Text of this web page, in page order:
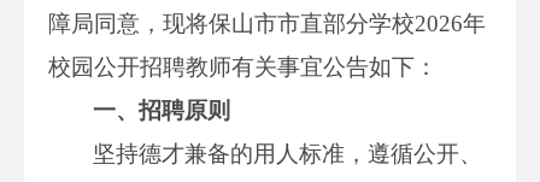
障局同意，现将保山市市直部分学校2026年
校园公开招聘教师有关事宜公告如下：
一、招聘原则
坚持德才兼备的用人标准，遵循公开、